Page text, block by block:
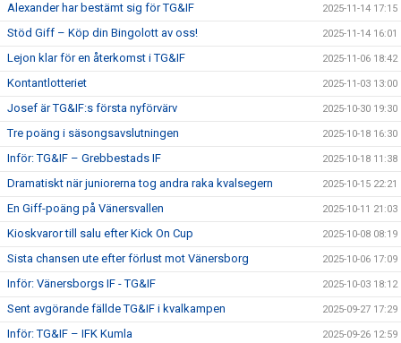
Alexander har bestämt sig för TG&IF 2025-11-14 17:15
Stöd Giff – Köp din Bingolott av oss! 2025-11-14 16:01
Lejon klar för en återkomst i TG&IF 2025-11-06 18:42
Kontantlotteriet 2025-11-03 13:00
Josef är TG&IF:s första nyförvärv 2025-10-30 19:30
Tre poäng i säsongsavslutningen 2025-10-18 16:30
Inför: TG&IF – Grebbestads IF 2025-10-18 11:38
Dramatiskt när juniorerna tog andra raka kvalsegern 2025-10-15 22:21
En Giff-poäng på Vänersvallen 2025-10-11 21:03
Kioskvaror till salu efter Kick On Cup 2025-10-08 08:19
Sista chansen ute efter förlust mot Vänersborg 2025-10-06 17:09
Inför: Vänersborgs IF - TG&IF 2025-10-03 18:12
Sent avgörande fällde TG&IF i kvalkampen 2025-09-27 17:29
Inför: TG&IF – IFK Kumla 2025-09-26 12:59